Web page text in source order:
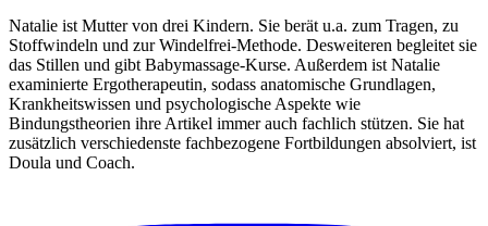
Natalie ist Mutter von drei Kindern. Sie berät u.a. zum Tragen, zu
Stoffwindeln und zur Windelfrei-Methode. Desweiteren begleitet sie
das Stillen und gibt Babymassage-Kurse. Außerdem ist Natalie
examinierte Ergotherapeutin, sodass anatomische Grundlagen,
Krankheitswissen und psychologische Aspekte wie
Bindungstheorien ihre Artikel immer auch fachlich stützen. Sie hat
zusätzlich verschiedenste fachbezogene Fortbildungen absolviert, ist
Doula und Coach.